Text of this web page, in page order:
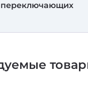
переключающих